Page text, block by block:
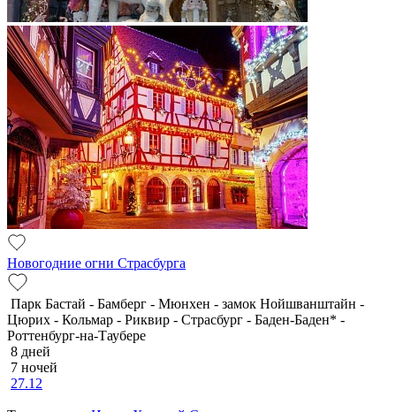
Новогодние огни Страсбурга
Парк Бастай - Бамберг - Мюнхен - замок Нойшванштайн -
Цюрих - Кольмар - Риквир - Страсбург - Баден-Баден* -
Роттенбург-на-Таубере
8 дней
7 ночей
27.12